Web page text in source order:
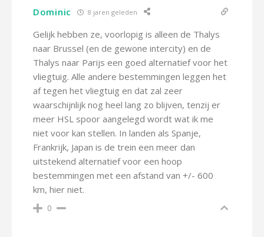
Dominic 8 jaren geleden
Gelijk hebben ze, voorlopig is alleen de Thalys
naar Brussel (en de gewone intercity) en de
Thalys naar Parijs een goed alternatief voor het
vliegtuig. Alle andere bestemmingen leggen het
af tegen het vliegtuig en dat zal zeer
waarschijnlijk nog heel lang zo blijven, tenzij er
meer HSL spoor aangelegd wordt wat ik me
niet voor kan stellen. In landen als Spanje,
Frankrijk, Japan is de trein een meer dan
uitstekend alternatief voor een hoop
bestemmingen met een afstand van +/- 600
km, hier niet.
0